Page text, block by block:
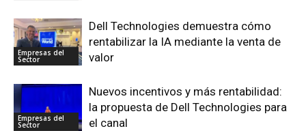
Empresas del
Sector
Dell Technologies demuestra cómo
rentabilizar la IA mediante la venta de
valor
Empresas del
Sector
Nuevos incentivos y más rentabilidad:
la propuesta de Dell Technologies para
el canal